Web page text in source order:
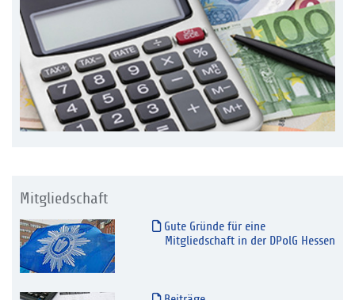
Mitgliedschaft
Gute Gründe für eine
Mitgliedschaft in der DPolG Hessen